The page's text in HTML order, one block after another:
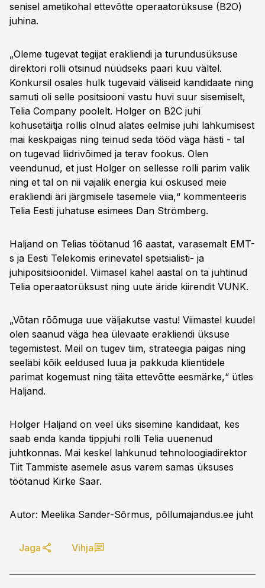
senisel ametikohal ettevõtte operaatorüksuse (B2O)
juhina.
„Oleme tugevat tegijat erakliendi ja turundusüksuse
direktori rolli otsinud nüüdseks paari kuu vältel.
Konkursil osales hulk tugevaid väliseid kandidaate ning
samuti oli selle positsiooni vastu huvi suur sisemiselt,
Telia Company poolelt. Holger on B2C juhi
kohusetäitja rollis olnud alates eelmise juhi lahkumisest
mai keskpaigas ning teinud seda tööd väga hästi - tal
on tugevad liidrivõimed ja terav fookus. Olen
veendunud, et just Holger on sellesse rolli parim valik
ning et tal on nii vajalik energia kui oskused meie
erakliendi äri järgmisele tasemele viia,“ kommenteeris
Telia Eesti juhatuse esimees Dan Strömberg.
Haljand on Telias töötanud 16 aastat, varasemalt EMT-
s ja Eesti Telekomis erinevatel spetsialisti- ja
juhipositsioonidel. Viimasel kahel aastal on ta juhtinud
Telia operaatorüksust ning uute äride kiirendit VUNK.
„Võtan rõõmuga uue väljakutse vastu! Viimastel kuudel
olen saanud väga hea ülevaate erakliendi üksuse
tegemistest. Meil on tugev tiim, strateegia paigas ning
seeläbi kõik eeldused luua ja pakkuda klientidele
parimat kogemust ning täita ettevõtte eesmärke,“ ütles
Haljand.
Holger Haljand on veel üks sisemine kandidaat, kes
saab enda kanda tippjuhi rolli Telia uuenenud
juhtkonnas. Mai keskel lahkunud tehnoloogiadirektor
Tiit Tammiste asemele asus varem samas üksuses
töötanud Kirke Saar.
Autor: Meelika Sander-Sõrmus, põllumajandus.ee juht
Jaga Vihja